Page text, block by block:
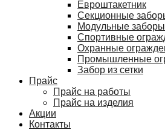
Евроштакетник
Секционные
Модульные заборы
Спортивные
Охранные
Промышленные
Забор из сетки
Прайс
Прайс на работы
Прайс на изделия
Акции
Контакты